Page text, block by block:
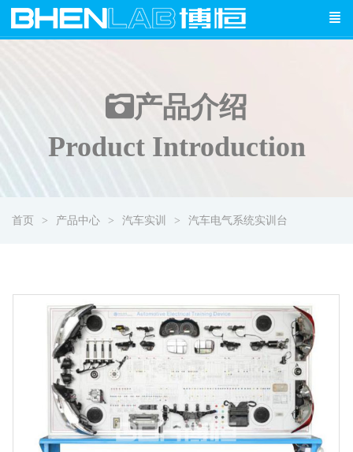
产品介绍
Product Introduction
首页 产品中心 汽车实训 汽车电气系统实训台